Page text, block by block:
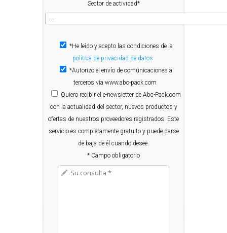
Sector de actividad*
*He leído y acepto las condiciones de la
política de privacidad de datos.
*Autorizo el envío de comunicaciones a
terceros vía www.abc-pack.com
Quiero recibir el e-newsletter de Abc-Pack.com
con la actualidad del sector, nuevos productos y
ofertas de nuestros proveedores registrados. Este
servicio es completamente gratuito y puede darse
de baja de él cuando desee.
* Campo obligatorio